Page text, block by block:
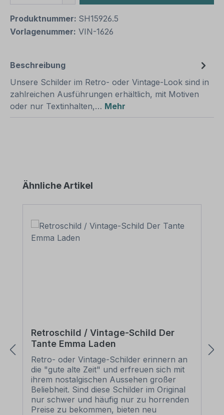
Produktnummer: SH15926.5
Vorlagenummer: VIN-1626
Beschreibung
Unsere Schilder im Retro- oder Vintage-Look sind in
zahlreichen Ausführungen erhältlich, mit Motiven
oder nur Textinhalten,… Mehr
Produktgalerie überspringen
Ähnliche Artikel
Retroschild / Vintage-Schild Der
Tante Emma Laden
Retro- oder Vintage-Schilder erinnern an
die "gute alte Zeit" und erfreuen sich mit
ihrem nostalgischen Aussehen großer
Beliebheit. Sind diese Schilder im Original
nur schwer und häufig nur zu horrenden
Preise zu bekommen, bieten neu